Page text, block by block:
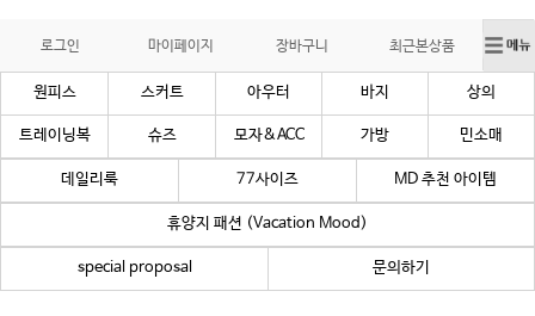
로그인 마이페이지 장바구니 최근본상품
원피스 스커트 아우터 바지 상의
트레이닝복 슈즈 모자&ACC 가방 민소매
데일리룩 77사이즈 MD 추천 아이템
휴양지 패션 (Vacation Mood)
special proposal 문의하기